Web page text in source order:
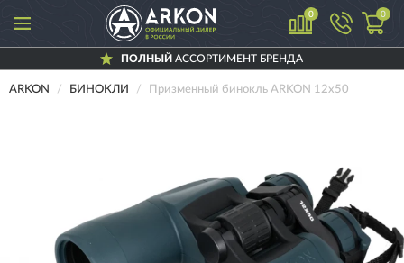
0 0
ПОЛНЫЙАССОРТИМЕНТ БРЕНДА
ARKON БИНОКЛИ Призменный бинокль ARKON 12x50